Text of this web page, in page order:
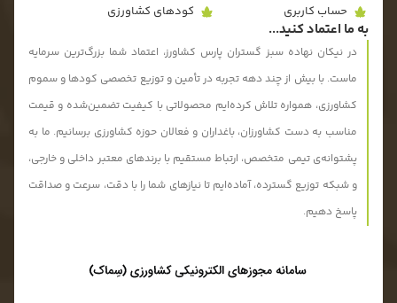
حساب کاربری
کودهای کشاورزی
به ما اعتماد کنید...
در نیکان نهاده سبز گستران پارس کشاورز، اعتماد شما بزرگ‌ترین سرمایه
ماست. با بیش از چند دهه تجربه در تأمین و توزیع تخصصی کودها و سموم
کشاورزی، همواره تلاش کرده‌ایم محصولاتی با کیفیت تضمین‌شده و قیمت
مناسب به دست کشاورزان، باغداران و فعالان حوزه کشاورزی برسانیم. ما به
پشتوانه‌ی تیمی متخصص، ارتباط مستقیم با برندهای معتبر داخلی و خارجی،
و شبکه توزیع گسترده، آماده‌ایم تا نیازهای شما را با دقت، سرعت و صداقت
پاسخ دهیم.